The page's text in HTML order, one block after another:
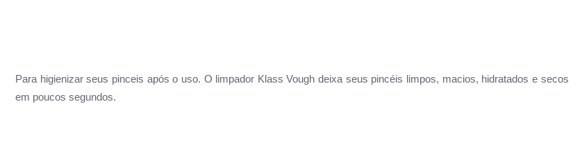
Para higienizar seus pinceis após o uso. O limpador Klass Vough deixa seus pincéis limpos, macios, hidratados e secos
em poucos segundos.